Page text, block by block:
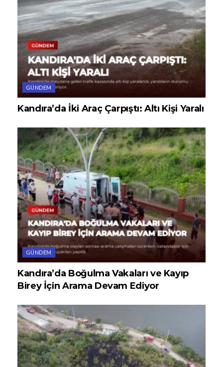
GÜNDEM
Kandıra’da İki Araç Çarpıştı: Altı Kişi Yaralı
GÜNDEM
Kandıra’da Boğulma Vakaları ve Kayıp
Birey İçin Arama Devam Ediyor